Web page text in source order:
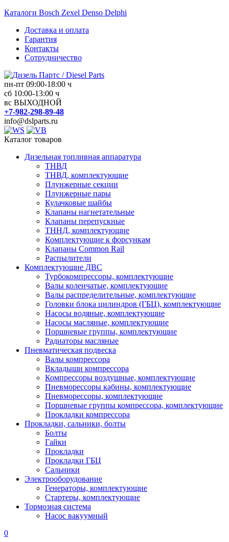
Перейти
содержимому
Каталоги Bosch Zexel Denso Delphi
Доставка и оплата
Гарантия
Контакты
Сотрудничество
Дизель
Партс
/
Diesel
Parts
Дизельная
топливная
аппаратура
пн-пт 09:00-18:00 ч
сб 10:00-13:00 ч
вс ВЫХОДНОЙ
+7-982-298-89-48
info@dslparts.ru
Каталог товаров
Дизельная топливная аппаратура
ТНВД
ТНВД, комплектующие
Плунжерные секции
Плунжерные пары
Кулачковые шайбы
Клапаны нагнетательные
Клапаны перепускные
ТННД, комплектующие
Комплектующие к форсункам
Клапаны Common Rail
Распылители
Комплектующие ДВС
Турбокомпрессоры, комплектующие
Валы коленчатые, комплектующие
Валы распределительные, комплектующие
Головки блока цилиндров (ГБЦ), комплектующие
Насосы водяные, комплектующие
Насосы масляные, комплектующие
Поршневые группы, комплектующие
Радиаторы масляные
Пневматическая подвеска
Валы компрессора
Вкладыши компрессора
Компрессоры воздушные, комплектующие
Пневморессоры кабины, комплектующие
Пневморессоры, комплектующие
Поршневые группы компрессора, комплектующие
Прокладки компрессора
Прокладки, сальники, болты
Болты
Гайки
Прокладки
Прокладки ГБЦ
Сальники
Электрооборудование
Генераторы, комплектующие
Стартеры, комплектующие
Тормозная система
Насос вакуумный
0